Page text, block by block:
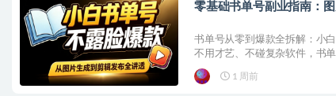
零基础书单号副业指南：
书单号从零到爆款全拆解：小
不用才艺、不碰复杂软件，书单
1 周前